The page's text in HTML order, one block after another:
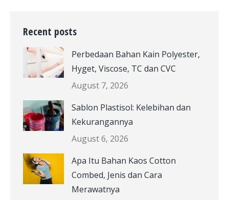
Recent posts
Perbedaan Bahan Kain Polyester,
Hyget, Viscose, TC dan CVC
August 7, 2026
Sablon Plastisol: Kelebihan dan
Kekurangannya
August 6, 2026
Apa Itu Bahan Kaos Cotton
Combed, Jenis dan Cara
Merawatnya